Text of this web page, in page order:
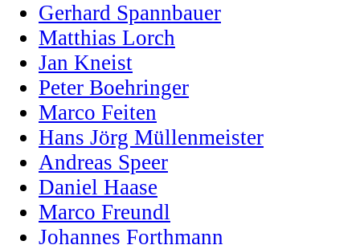
Gerhard Spannbauer
Matthias Lorch
Jan Kneist
Peter Boehringer
Marco Feiten
Hans Jörg Müllenmeister
Andreas Speer
Daniel Haase
Marco Freundl
Johannes Forthmann